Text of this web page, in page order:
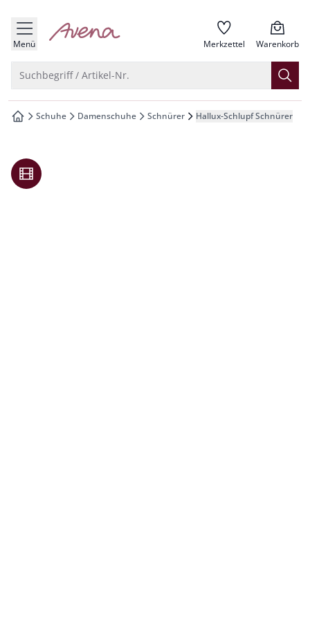
springen
springen
springen
springen
Menü zur Startseite Merkzettel Warenkorb
Suchbegriff / Artikel-Nr.
zur Startseite
Schuhe Damenschuhe Schnürer Hallux-Schlupf Schnürer
Video